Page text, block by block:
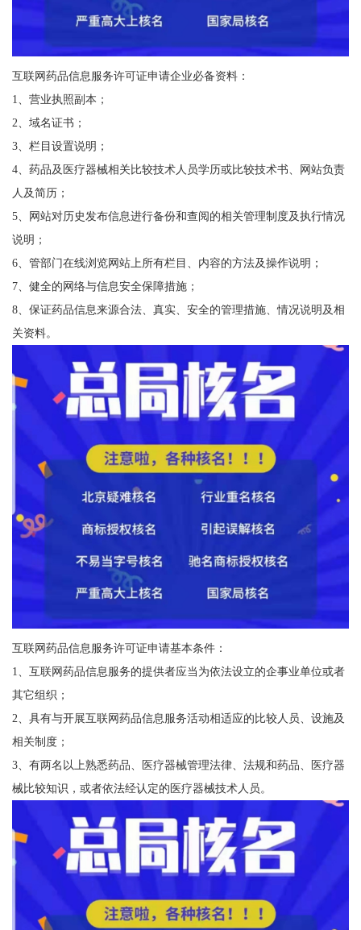
互联网药品信息服务许可证申请企业必备资料：
1、营业执照副本；
2、域名证书；
3、栏目设置说明；
4、药品及医疗器械相关比较技术人员学历或比较技术书、网站负责
人及简历；
5、网站对历史发布信息进行备份和查阅的相关管理制度及执行情况
说明；
6、管部门在线浏览网站上所有栏目、内容的方法及操作说明；
7、健全的网络与信息安全保障措施；
8、保证药品信息来源合法、真实、安全的管理措施、情况说明及相
关资料。
互联网药品信息服务许可证申请基本条件：
1、互联网药品信息服务的提供者应当为依法设立的企事业单位或者
其它组织；
2、具有与开展互联网药品信息服务活动相适应的比较人员、设施及
相关制度；
3、有两名以上熟悉药品、医疗器械管理法律、法规和药品、医疗器
械比较知识，或者依法经认定的医疗器械技术人员。